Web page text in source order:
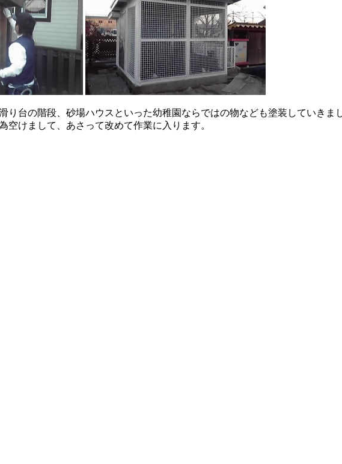
台の階段、砂場ハウスといった幼稚園ならではの物なども塗装していきま
けまして、あさって改めて作業に入ります。